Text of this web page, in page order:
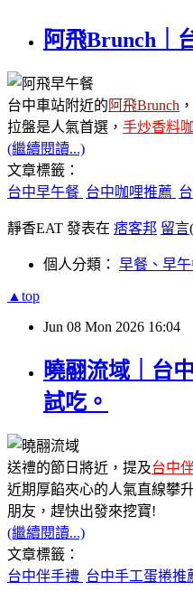
阿飛Brunch｜
台中車站附近的 阿飛Brunch
拉盤是人氣首選， 手炒香料
(繼續閱讀...)
文章標籤：
台中早午餐 台中咖哩推薦
靜香EAT 發表在 痞客邦 留言
個人分類： 早餐、早
▲top
Jun 08 Mon 2026 16:04
曉翮流域｜台
試吃。
送禮的節日將近，提及台中
近期厚餡夾心的人氣直線攀
朋友，趕快出發來挖寶!
(繼續閱讀...)
文章標籤：
台中伴手禮 台中手工蛋捲推